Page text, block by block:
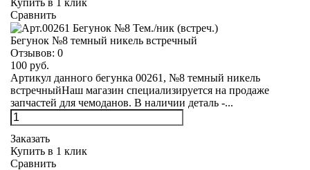
Сравнить
Бегунок №8 темный никель встречный
Отзывов: 0
100 руб.
Артикул данного бегунка 00261, №8 темный никель
встречныйНаш магазин специализируется на продаже
запчастей для чемоданов. В наличии деталь -...
Заказать
Купить в 1 клик
Сравнить